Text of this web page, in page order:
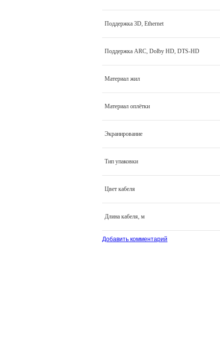
Поддержка 3D, Ethernet
Поддержка ARC, Dolby HD, DTS-HD
Материал жил
Материал оплётки
Экранирование
Тип упаковки
Цвет кабеля
Длина кабеля, м
Добавить комментарий